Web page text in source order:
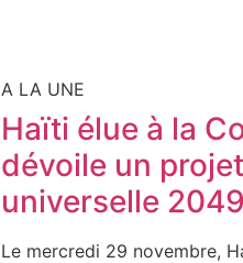
A LA UNE
Haïti élue à la
dévoile un
universelle 2049
Le mercredi 29 novembre,